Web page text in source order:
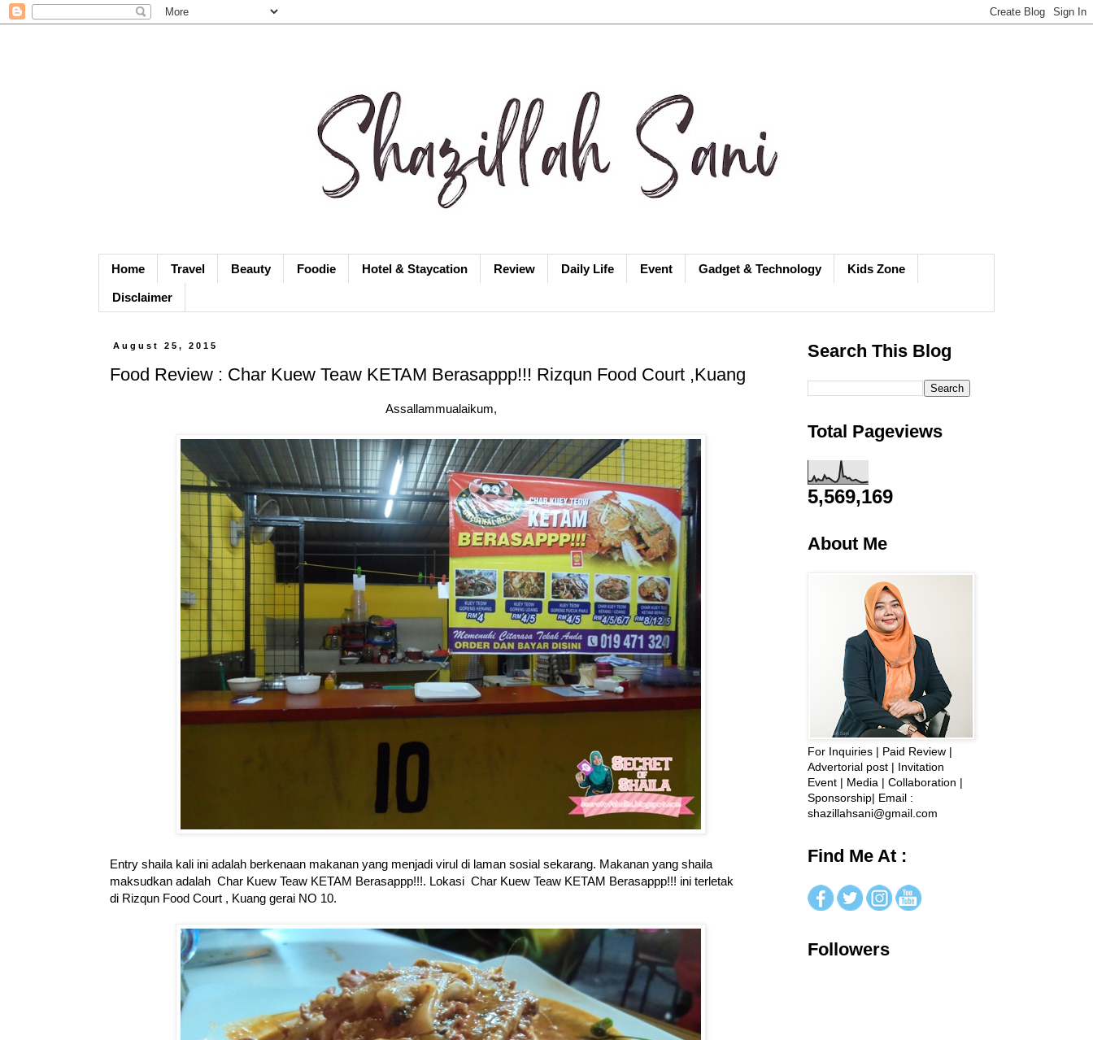
Home Travel Beauty Foodie Hotel & Staycation Review Daily Life Event Gadget & Technology Kids Zone
Disclaimer
August 25, 2015
Food Review : Char Kuew Teaw KETAM Berasappp!!! Rizqun Food Court ,Kuang
Assallammualaikum,
Entry shaila kali ini adalah berkenaan makanan yang menjadi virul di laman sosial sekarang. Makanan yang shaila
maksudkan adalah Char Kuew Teaw KETAM Berasappp!!!. Lokasi Char Kuew Teaw KETAM Berasappp!!! ini terletak
di Rizqun Food Court , Kuang gerai NO 10.
Search This Blog
Total Pageviews
5,569,169
About Me
For Inquiries | Paid Review |
Advertorial post | Invitation
Event | Media | Collaboration |
Sponsorship| Email :
shazillahsani@gmail.com
Find Me At :
Followers